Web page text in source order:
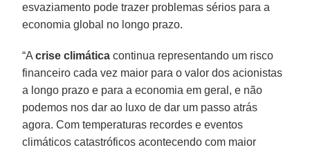
esvaziamento pode trazer problemas sérios para a
economia global no longo prazo.
“Acrise climática continua representando um risco
financeiro cada vez maior para o valor dos acionistas
a longo prazo e para a economia em geral, e não
podemos nos dar ao luxo de dar um passo atrás
agora. Com temperaturas recordes e eventos
climáticos catastróficos acontecendo com maior